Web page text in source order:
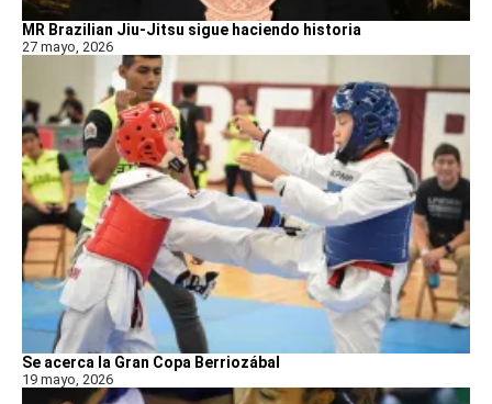
MR Brazilian Jiu-Jitsu sigue haciendo historia
27 mayo, 2026
Se acerca la Gran Copa Berriozábal
19 mayo, 2026